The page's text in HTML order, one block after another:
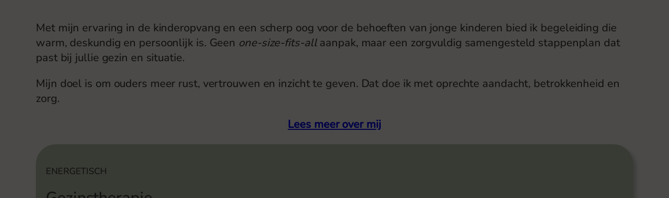
Met mijn ervaring in de kinderopvang en een scherp oog voor de behoeften van jonge kinderen bied ik begeleiding die
warm, deskundig en persoonlijk is. Geen one-size-fits-allaanpak, maar een zorgvuldig samengesteld stappenplan dat
past bij jullie gezin en situatie.
Mijn doel is om ouders meer rust, vertrouwen en inzicht te geven. Dat doe ik met oprechte aandacht, betrokkenheid en
zorg.
Lees meer over mij
ENERGETISCH